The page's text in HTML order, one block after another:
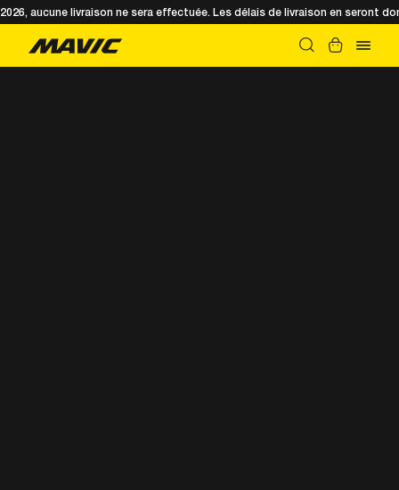
aucune livraison ne sera effectuée. Les délais de livraison en seront